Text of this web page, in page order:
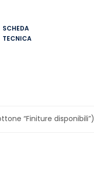
SCHEDA
TECNICA
“Finiture disponibili”)